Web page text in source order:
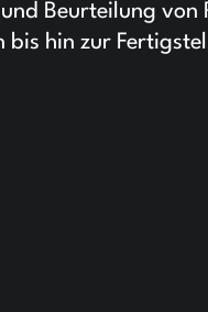
Beurteilung von
hin zur